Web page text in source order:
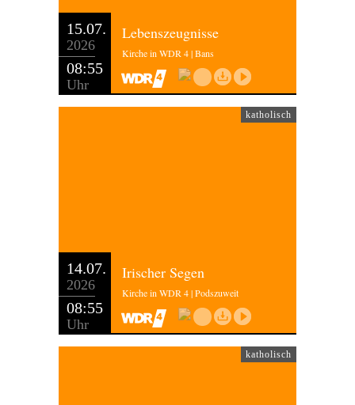
15.07.
2026
08:55
Uhr
Lebenszeugnisse
Kirche in WDR 4 | Bans
katholisch
14.07.
2026
08:55
Uhr
Irischer Segen
Kirche in WDR 4 | Podszuweit
katholisch